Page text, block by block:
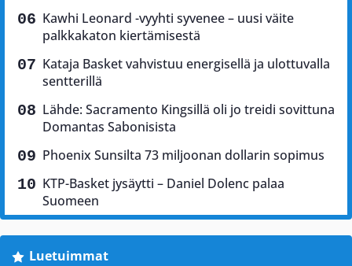
Kawhi Leonard -vyyhti syvenee – uusi väite
palkkakaton kiertämisestä
Kataja Basket vahvistuu energisellä ja ulottuvalla
sentterillä
Lähde: Sacramento Kingsillä oli jo treidi sovittuna
Domantas Sabonisista
Phoenix Sunsilta 73 miljoonan dollarin sopimus
KTP-Basket jysäytti – Daniel Dolenc palaa
Suomeen
Luetuimmat